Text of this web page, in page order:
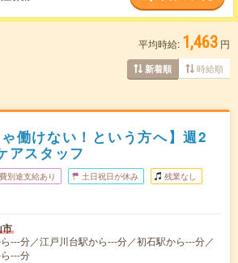
平均時給: 1,463 円
新着順 時給順
ゃ働けない！という方へ】週2
アスタッフ
別途支給あり 土日祝日が休み 残業なし
市
---分／江戸川台駅から---分／初石駅から---分／
---分